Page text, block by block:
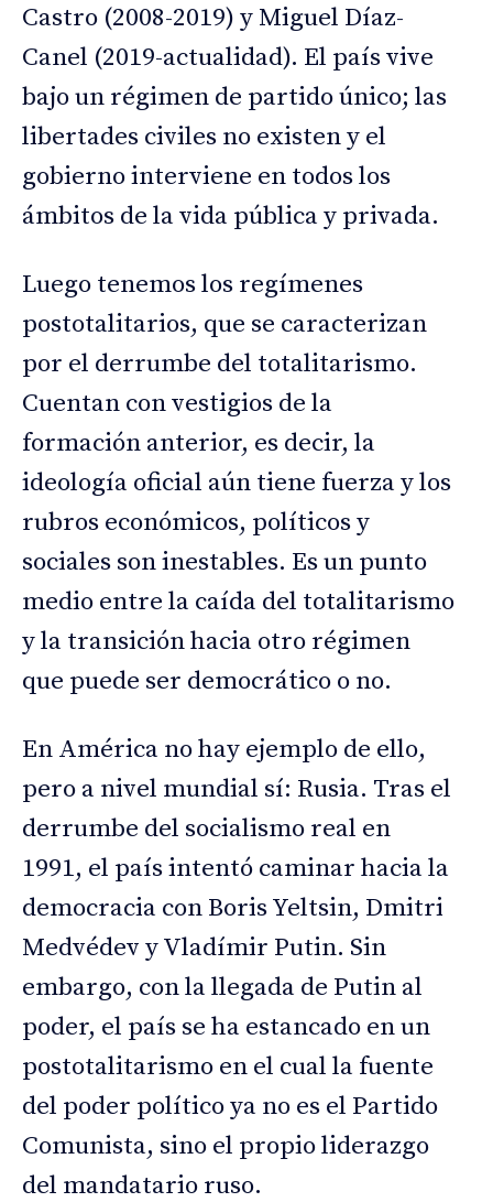
Castro (2008-2019) y Miguel Díaz-
Canel (2019-actualidad). El país vive
bajo un régimen de partido único; las
libertades civiles no existen y el
gobierno interviene en todos los
ámbitos de la vida pública y privada.
Luego tenemos los regímenes
postotalitarios, que se caracterizan
por el derrumbe del totalitarismo.
Cuentan con vestigios de la
formación anterior, es decir, la
ideología oficial aún tiene fuerza y los
rubros económicos, políticos y
sociales son inestables. Es un punto
medio entre la caída del totalitarismo
y la transición hacia otro régimen
que puede ser democrático o no.
En América no hay ejemplo de ello,
pero a nivel mundial sí: Rusia. Tras el
derrumbe del socialismo real en
1991, el país intentó caminar hacia la
democracia con Boris Yeltsin, Dmitri
Medvédev y Vladímir Putin. Sin
embargo, con la llegada de Putin al
poder, el país se ha estancado en un
postotalitarismo en el cual la fuente
del poder político ya no es el Partido
Comunista, sino el propio liderazgo
del mandatario ruso.